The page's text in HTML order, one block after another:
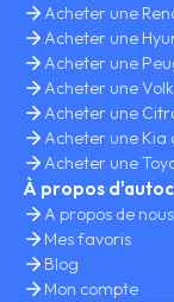
Acheter une
Acheter une
Acheter une
Acheter une
Acheter une
Acheter une Kia
Acheter une
À propos
A propos de nous
Mes favoris
Blog
Mon compte